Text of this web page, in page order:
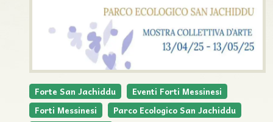
Forte San Jachiddu
Eventi Forti Messinesi
Forti Messinesi
Parco Ecologico San Jachiddu